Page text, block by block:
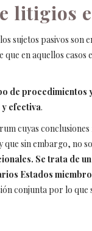
litigios
pasivos son
en aquellos
procedimientos
efectiva.
cuyas conclusiones
sin embargo, no
Se trata de
Estados
conjunta por lo